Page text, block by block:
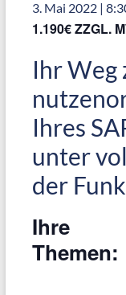
3. Mai 2022 |
1.190€ ZZGL.
Ihr Weg
Ihres
unter
der
Ihre
Themen: